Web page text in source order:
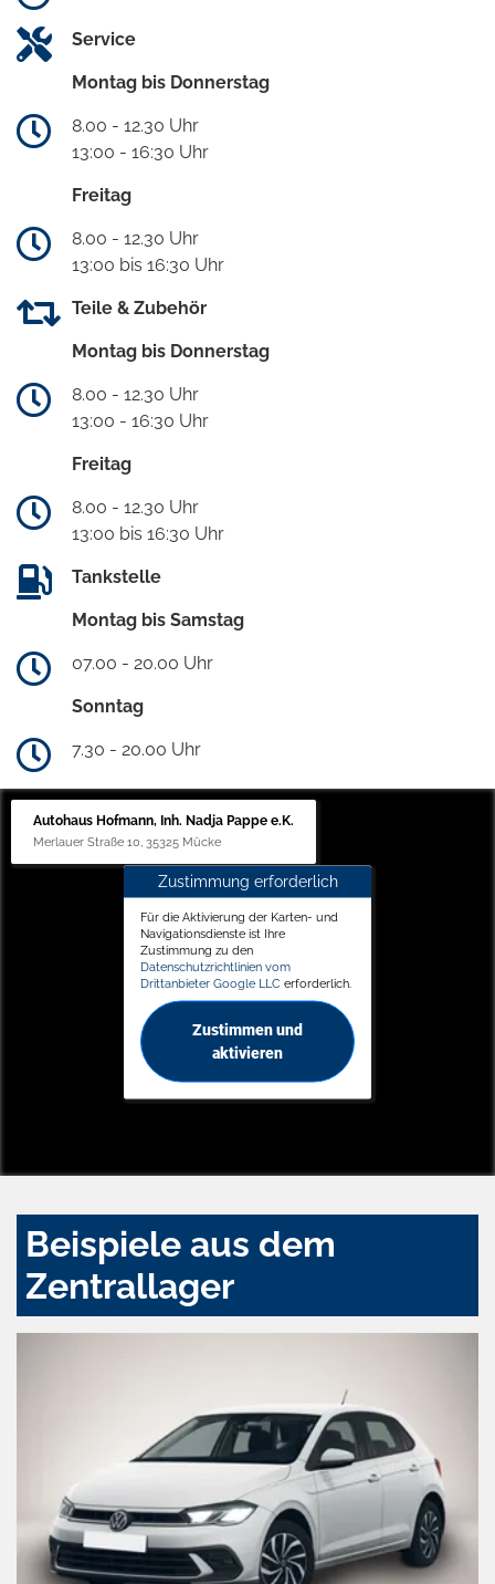
Service
Montag bis Donnerstag
8.00 - 12.30 Uhr
13:00 - 16:30 Uhr
Freitag
8.00 - 12.30 Uhr
13:00 bis 16:30 Uhr
Teile & Zubehör
Montag bis Donnerstag
8.00 - 12.30 Uhr
13:00 - 16:30 Uhr
Freitag
8.00 - 12.30 Uhr
13:00 bis 16:30 Uhr
Tankstelle
Montag bis Samstag
07.00 - 20.00 Uhr
Sonntag
7.30 - 20.00 Uhr
Autohaus Hofmann, Inh. Nadja Pappe e.K.
Merlauer Straße 10, 35325 Mücke
Zustimmung erforderlich
Für die Aktivierung der Karten- und
Navigationsdienste ist Ihre
Zustimmung zu den
Datenschutzrichtlinien vom
Drittanbieter Google LLC erforderlich.
Zustimmen und
aktivieren
Beispiele aus dem
Zentrallager